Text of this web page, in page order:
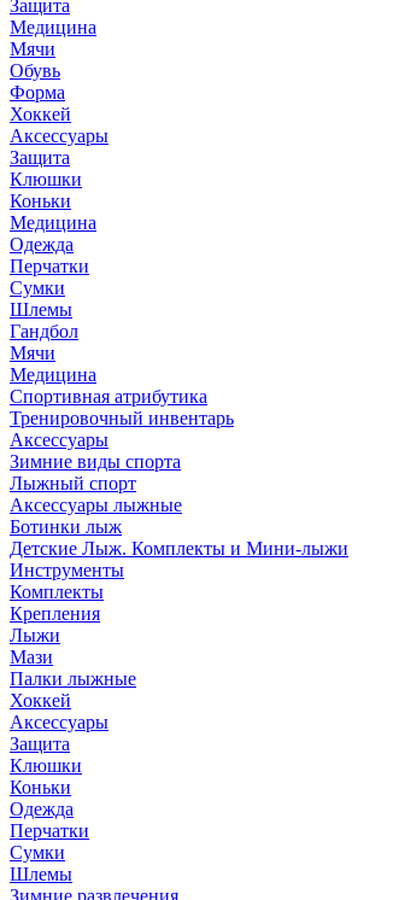
Защита
Медицина
Мячи
Обувь
Форма
Хоккей
Аксессуары
Защита
Клюшки
Коньки
Медицина
Одежда
Перчатки
Сумки
Шлемы
Гандбол
Мячи
Медицина
Спортивная атрибутика
Тренировочный инвентарь
Аксессуары
Зимние виды спорта
Лыжный спорт
Аксессуары лыжные
Ботинки лыж
Детские Лыж. Комплекты и Мини-лыжи
Инструменты
Комплекты
Крепления
Лыжи
Мази
Палки лыжные
Хоккей
Аксессуары
Защита
Клюшки
Коньки
Одежда
Перчатки
Сумки
Шлемы
Зимние развлечения
Лыжный спорт
Аксессуары
Защита
Коньки
Перчатки
Шлемы
Зимние развлечения
Коньки